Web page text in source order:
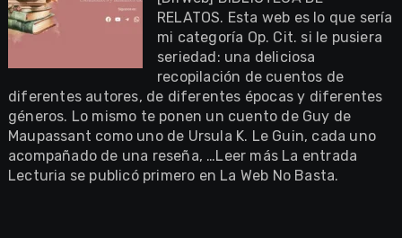
RELATOS. Esta web es lo que sería
mi categoría Op. Cit. si le pusiera
seriedad: una deliciosa
recopilación de cuentos de
diferentes autores, de diferentes épocas y diferentes
géneros. Lo mismo te ponen un cuento de Guy de
Maupassant como uno de Ursula K. Le Guin, cada uno
acompañado de una reseña, …Leer más La entrada
Lecturia se publicó primero en La Web No Basta.